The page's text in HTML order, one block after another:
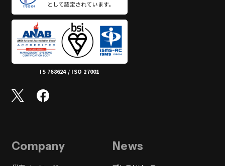
IS 768624 / ISO 27001
Company News